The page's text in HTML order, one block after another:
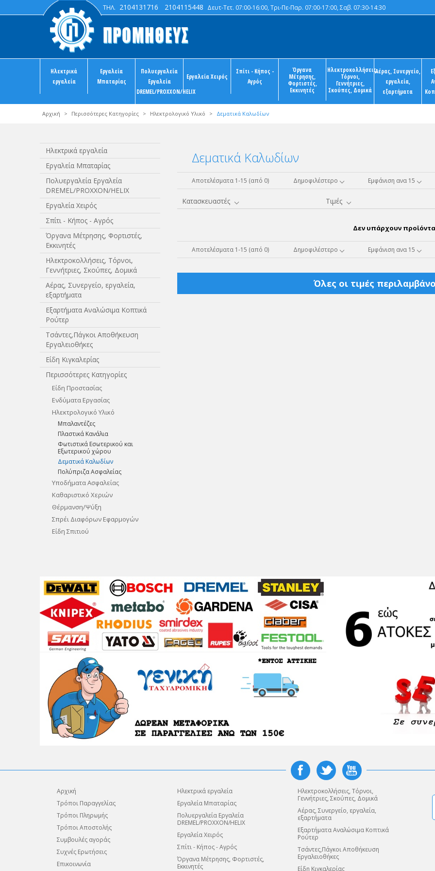
ΤΗΛ. 2104131716 2104115448 Δευτ-Τετ. 07:00-16:00, Τρι-Πε-Παρ. 07:00-17:00, Σαβ. 07:30-14:30
Ηλεκτρικά
εργαλεία
Εργαλεία
Μπαταρίας
Πολυεργαλεία
Εργαλεία
DREMEL/PROXXON/HELIX
Εργαλεία Χειρός
Σπίτι - Κήπος -
Αγρός
Όργανα
Μέτρησης,
Φορτιστές,
Εκκινητές
Ηλεκτροκολλήσεις,
Τόρνοι,
Γεννήτριες,
Σκούπες, Δομικά
Αέρας, Συνεργείο,
εργαλεία,
εξαρτήματα
Αρχική > Περισσότερες Κατηγορίες > Ηλεκτρολογικό Υλικό > Δεματικά Καλωδίων
Ηλεκτρικά εργαλεία
Εργαλεία Μπαταρίας
Πολυεργαλεία Εργαλεία
DREMEL/PROXXON/HELIX
Εργαλεία Χειρός
Σπίτι - Κήπος - Αγρός
Όργανα Μέτρησης, Φορτιστές,
Εκκινητές
Ηλεκτροκολλήσεις, Τόρνοι,
Γεννήτριες, Σκούπες, Δομικά
Αέρας, Συνεργείο, εργαλεία,
εξαρτήματα
Εξαρτήματα Αναλώσιμα Κοπτικά
Ρούτερ
Τσάντες,Πάγκοι Αποθήκευση
Εργαλειοθήκες
Είδη Κιγκαλερίας
Περισσότερες Κατηγορίες
Είδη Προστασίας
Ενδύματα Εργασίας
Ηλεκτρολογικό Υλικό
Μπαλαντέζες
Πλαστικά Κανάλια
Φωτιστικά Εσωτερικού και
Εξωτερικού χώρου
Δεματικά Καλωδίων
Πολύπριζα Ασφαλείας
Υποδήματα Ασφαλείας
Καθαριστικό Χεριών
Θέρμανση/Ψύξη
Σπρέι Διαφόρων Εφαρμογών
Είδη Σπιτιού
Δεματικά Καλωδίων
Αποτελέσματα 1-15 (από 0) Δημοφιλέστερο Εμφάνιση ανα 15
Κατασκευαστές Τιμές
Δεν υπάρχουν
Αποτελέσματα 1-15 (από 0) Δημοφιλέστερο Εμφάνιση ανα 15
Όλες οι τιμές
Αρχική
Τρόποι Παραγγελίας
Τρόποι Πληρωμής
Τρόποι Αποστολής
Συμβουλές αγοράς
Συχνές Ερωτήσεις
Επικοινωνία
Ηλεκτρικά εργαλεία
Εργαλεία Μπαταρίας
Πολυεργαλεία Εργαλεία
DREMEL/PROXXON/HELIX
Εργαλεία Χειρός
Σπίτι - Κήπος - Αγρός
Όργανα Μέτρησης, Φορτιστές,
Εκκινητές
Ηλεκτροκολλήσεις, Τόρνοι,
Γεννήτριες, Σκούπες, Δομικά
Αέρας, Συνεργείο, εργαλεία,
εξαρτήματα
Εξαρτήματα Αναλώσιμα Κοπτικά
Ρούτερ
Τσάντες,Πάγκοι Αποθήκευση
Εργαλειοθήκες
Είδη Κιγκαλερίας